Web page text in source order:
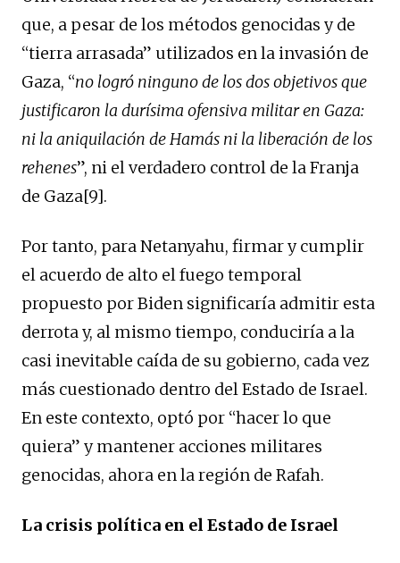
que, a pesar de los métodos genocidas y de
“tierra arrasada” utilizados en la invasión de
Gaza, “no logró ninguno de los dos objetivos que
justificaron la durísima ofensiva militar en Gaza:
ni la aniquilación de Hamás ni la liberación de los
rehenes”, ni el verdadero control de la Franja
de Gaza[9].
Por tanto, para Netanyahu, firmar y cumplir
el acuerdo de alto el fuego temporal
propuesto por Biden significaría admitir esta
derrota y, al mismo tiempo, conduciría a la
casi inevitable caída de su gobierno, cada vez
más cuestionado dentro del Estado de Israel.
En este contexto, optó por “hacer lo que
quiera” y mantener acciones militares
genocidas, ahora en la región de Rafah.
La crisis política en el Estado de Israel